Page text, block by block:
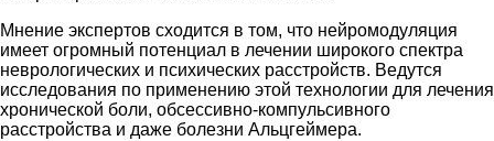
Мнение экспертов сходится в том, что нейромодуляция
имеет огромный потенциал в лечении широкого спектра
неврологических и психических расстройств. Ведутся
исследования по применению этой технологии для лечения
хронической боли, обсессивно-компульсивного
расстройства и даже болезни Альцгеймера.